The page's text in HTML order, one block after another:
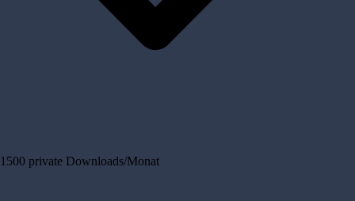
1500 private Downloads/Monat